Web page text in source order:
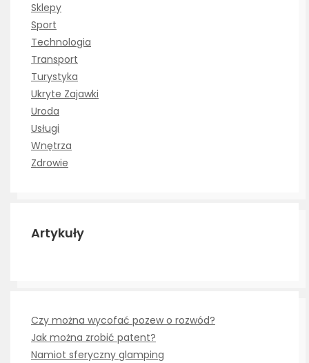
Sklepy
Sport
Technologia
Transport
Turystyka
Ukryte Zajawki
Uroda
Usługi
Wnętrza
Zdrowie
Artykuły
Czy można wycofać pozew o rozwód?
Jak można zrobić patent?
Namiot sferyczny glamping